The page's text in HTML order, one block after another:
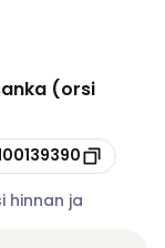
(orsi
hinnan ja